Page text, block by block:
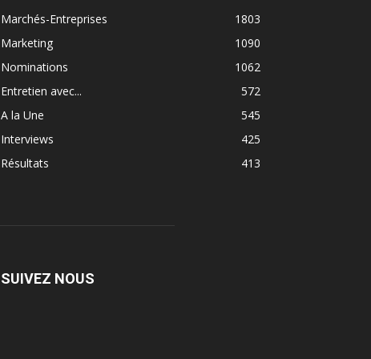
Marchés-Entreprises
1803
Marketing
1090
Nominations
1062
Entretien avec...
572
A la Une
545
Interviews
425
Résultats
413
SUIVEZ NOUS